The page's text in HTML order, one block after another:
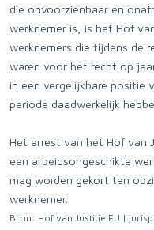
die onvoorzienbaar en
werknemer is, is het Hof
werknemers die tijdens de
waren voor het recht op
in een vergelijkbare positie
periode daadwerkelijk
Het arrest van het Hof van
een arbeidsongeschikte
mag worden gekort ten
werknemer.
Bron: Hof van Justitie EU |